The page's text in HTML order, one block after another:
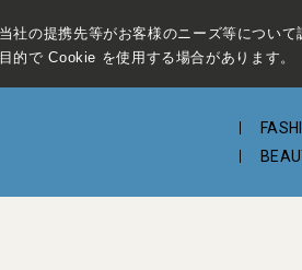
社の提携先等がお客様のニーズ等につい
的で Cookie を使用する場合があります。